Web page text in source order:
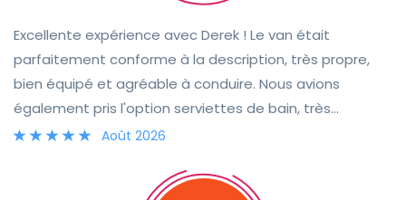
Excellente expérience avec Derek ! Le van était
parfaitement conforme à la description, très propre,
bien équipé et agréable à conduire. Nous avions
également pris l'option serviettes de bain, très
pratique. Derek a été très arrangeant en nous
pour la remise du van et en nous déposant
Août 2026